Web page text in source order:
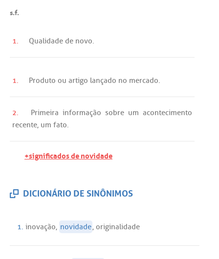
s.f.
1. Qualidade de novo.
1. Produto ou artigo lançado no mercado.
2. Primeira informação sobre um acontecimento
recente, um fato.
+significados de novidade
DICIONÁRIO DE SINÔNIMOS
1. inovação, novidade, originalidade